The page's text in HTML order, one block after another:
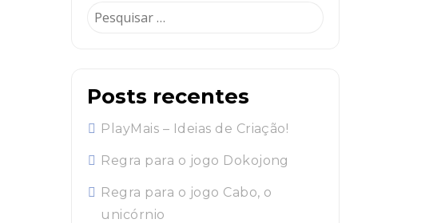
Pesquisar
Posts recentes
PlayMais – Ideias de Criação!
Regra para o jogo Dokojong
Regra para o jogo Cabo, o
unicórnio